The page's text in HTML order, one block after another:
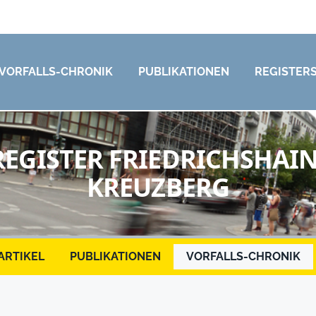
CHRONIK PUBLIKATIONEN
KREUZBERG
PUBLIKATIONEN VORFALLS-CHRONIK